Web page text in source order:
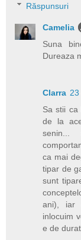
Răspunsuri
Camelia
Suna
Dureaza
Clarra
Sa stii ca
de la
senin...
ca mai
tipar de
sunt
ani), iar
inlocuim
e de